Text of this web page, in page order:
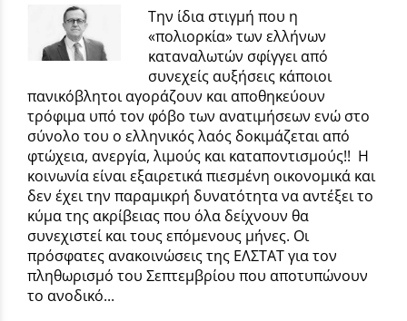
Την ίδια στιγμή που η
«πολιορκία» των ελλήνων
καταναλωτών σφίγγει από
συνεχείς αυξήσεις κάποιοι
πανικόβλητοι αγοράζουν και αποθηκεύουν
τρόφιμα υπό τον φόβο των ανατιμήσεων ενώ στο
σύνολο του ο ελληνικός λαός δοκιμάζεται από
φτώχεια, ανεργία, λιμούς και καταποντισμούς!! Η
κοινωνία είναι εξαιρετικά πιεσμένη οικονομικά και
δεν έχει την παραμικρή δυνατότητα να αντέξει το
κύμα της ακρίβειας που όλα δείχνουν θα
συνεχιστεί και τους επόμενους μήνες. Οι
πρόσφατες ανακοινώσεις της ΕΛΣΤΑΤ για τον
πληθωρισμό του Σεπτεμβρίου που αποτυπώνουν
το ανοδικό...